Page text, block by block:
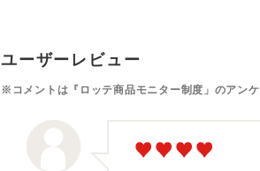
ユーザーレビュー
※コメントは『ロッテ商品モニター制度」のアンケ